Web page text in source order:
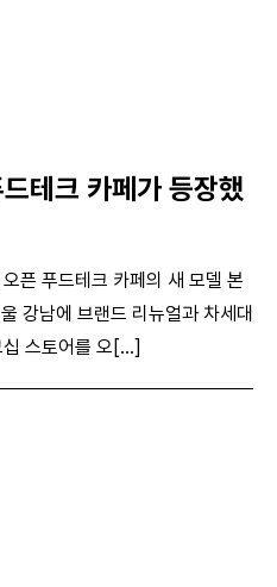
테크 카페가 등장했
픈 푸드테크 카페의 새 모델 본
강남에 브랜드 리뉴얼과 차세대
스토어를 오[...]